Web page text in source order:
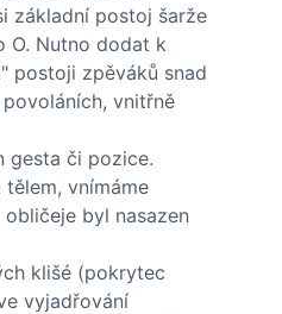
základní postoj šarže
O. Nutno dodat k
postoji zpěváků snad
vnitřně
gesta či pozice.
vnímáme
byl nasazen
klišé (pokrytec
vyjadřování